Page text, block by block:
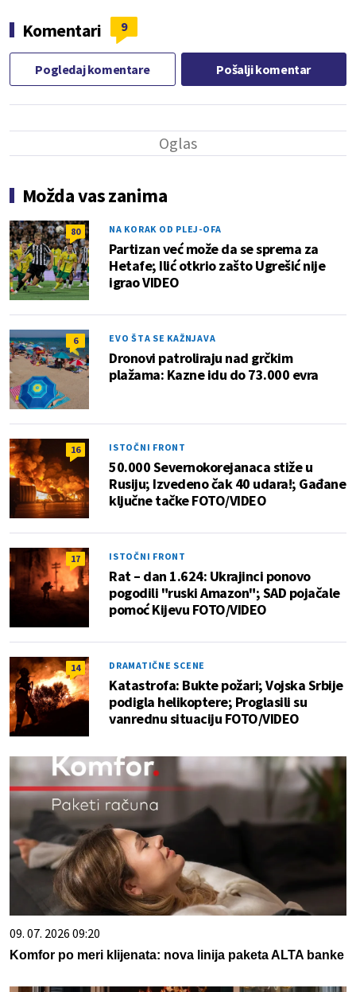
Komentari 9
Pogledaj komentare Pošalji komentar
Možda vas zanima
80 NA KORAK OD PLEJ-OFA
Partizan već može da se sprema za
Hetafe; Ilić otkrio zašto Ugrešić nije
igrao VIDEO
6 EVO ŠTA SE KAŽNJAVA
Dronovi patroliraju nad grčkim
plažama: Kazne idu do 73.000 evra
16 ISTOČNI FRONT
50.000 Severnokorejanaca stiže u
Rusiju; Izvedeno čak 40 udara!; Gađane
ključne tačke FOTO/VIDEO
17 ISTOČNI FRONT
Rat – dan 1.624: Ukrajinci ponovo
pogodili "ruski Amazon"; SAD pojačale
pomoć Kijevu FOTO/VIDEO
14 DRAMATIČNE SCENE
Katastrofa: Bukte požari; Vojska Srbije
podigla helikoptere; Proglasili su
vanrednu situaciju FOTO/VIDEO
09. 07. 2026 09:20
Komfor po meri klijenata: nova linija paketa ALTA banke